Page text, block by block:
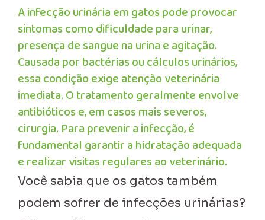
A infecção urinária em gatos pode provocar
sintomas como dificuldade para urinar,
presença de sangue na urina e agitação.
Causada por bactérias ou cálculos urinários,
essa condição exige atenção veterinária
imediata. O tratamento geralmente envolve
antibióticos e, em casos mais severos,
cirurgia. Para prevenir a infecção, é
fundamental garantir a hidratação adequada
e realizar visitas regulares ao veterinário.
Você sabia que os gatos também
podem sofrer de infecções urinárias?